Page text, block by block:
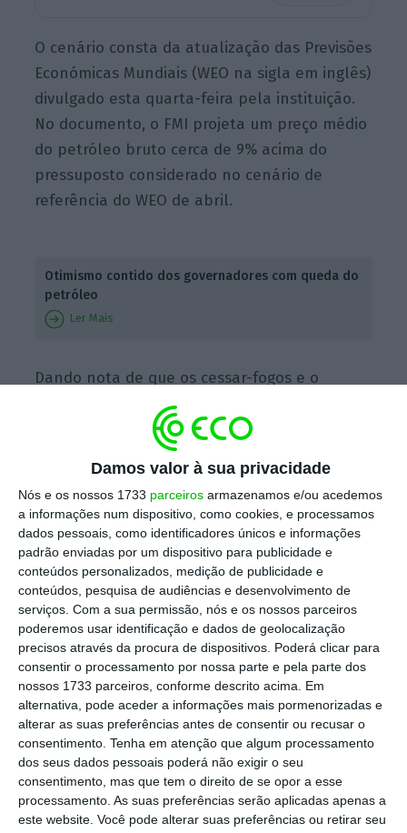
Damos valor à sua privacidade
Nós e os nossos 1733 parceiros armazenamos e/ou acedemos
a informações num dispositivo, como cookies, e processamos
dados pessoais, como identificadores únicos e informações
padrão enviadas por um dispositivo para publicidade e
conteúdos personalizados, medição de publicidade e
conteúdos, pesquisa de audiências e desenvolvimento de
serviços. Com a sua permissão, nós e os nossos parceiros
poderemos usar identificação e dados de geolocalização
precisos através da procura de dispositivos. Poderá clicar para
consentir o processamento por nossa parte e pela parte dos
nossos 1733 parceiros, conforme descrito acima. Em
alternativa, pode aceder a informações mais pormenorizadas e
alterar as suas preferências antes de consentir ou recusar o
consentimento. Tenha em atenção que algum processamento
dos seus dados pessoais poderá não exigir o seu
consentimento, mas que tem o direito de se opor a esse
processamento. As suas preferências serão aplicadas apenas a
este website. Você pode alterar suas preferências ou retirar seu
O cenário consta da atualização das Previsões
Económicas Mundiais (WEO na sigla em inglês)
divulgado esta quarta-feira pela instituição.
No documento, o FMI projeta um preço médio
do petróleo bruto cerca de 9% acima do
pressuposto considerado no cenário de
referência do WEO de abril.
Otimismo contido dos governadores com queda do
petróleo
Ler Mais
Dando nota de que os cessar-fogos e o
memorando de entendimento entre o Irão e
os Estados Unidos contribuíram ao longo das
últimas semanas para uma descida das
cotações face aos máximos registados em
abril, o FMI assinala, contudo, queos preços
da energia mantêm-se cerca de 25% acima dos
níveis anteriores ao início da guerra.
Neste sentido, explica que a curva de futuros
do petróleo apresenta-se embackwardation,
isto é,os preços à vista são superiores aos
preços dos contratos de futuros, até ao final
de 2026, refletindo as perturbações na oferta
e o aumento do risco geopolítico.
Ainda assim, a curva de futuros aponta para
um preço médio do petróleo de 78 dólares